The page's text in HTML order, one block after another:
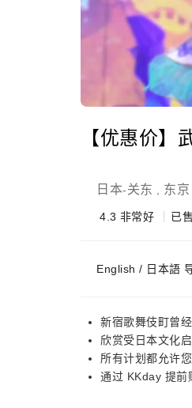
【优惠价】
日本-关东 东京
4.3 非常好 已
English / 日本語
新宿歌舞伎町曾
欣赏受日本文化
所有计划都允许
通过 KKday 提前